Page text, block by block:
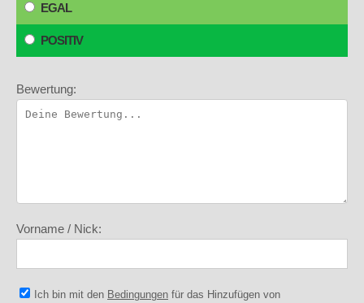
EGAL
POSITIV
Bewertung:
Vorname / Nick:
Ich bin mit den Bedingungen für das Hinzufügen von